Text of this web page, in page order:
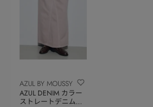
AZUL BY MOUSSY
AZUL DENIM カラー
ストレートデニムス